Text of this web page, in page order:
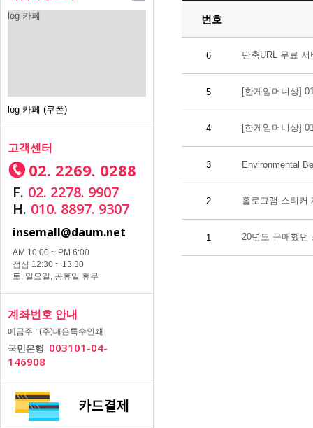
log 카페
log 카페 (쿠폰)
고객센터
02. 2269. 0288
F. 02. 2278. 9907
H. 010. 8897. 9307
insemall@daum.net
AM 10:00 ~ PM 6:00
점심 12:30 ~ 13:30
토, 일요일, 공휴일 휴무
계좌번호 안내
예금주 : (주)대은특수인쇄
국민은행 003101-04-
146908
번호
6 단축URL 무료
5 [한게임머니상]
4 [한게임머니상]
3 Environmental
2 홀로그램 스티커
1 20년도 구매했